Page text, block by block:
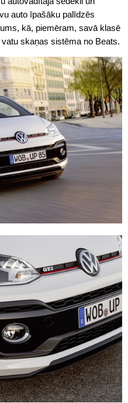
auto īpašāku palīdzēs
kā, piemēram, savā klasē
skaņas sistēma no Beats.